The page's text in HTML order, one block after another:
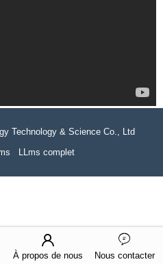
Technology & Science Co., Ltd
LLms complet
À propos de nous Nous contacter